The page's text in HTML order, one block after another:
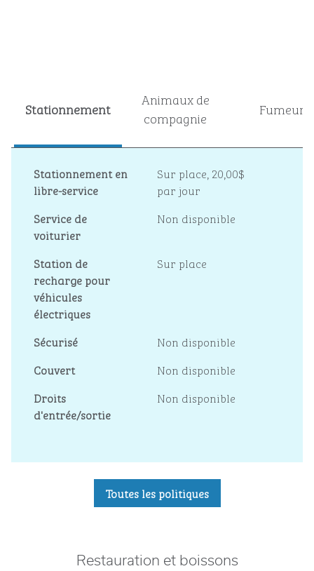
Stationnement
Animaux de
compagnie
Fumeur
Stationnement en
libre-service
Sur place, 20,00$
par jour
Service de
voiturier
Non disponible
Station de
recharge pour
véhicules
électriques
Sur place
Sécurisé
Non disponible
Couvert
Non disponible
Droits
d'entrée/sortie
Non disponible
Toutes les politiques
Restauration et boissons